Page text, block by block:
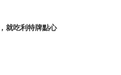
就吃利特牌點心